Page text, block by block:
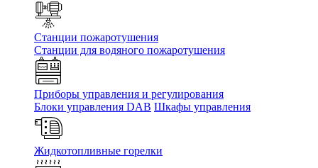
Станции пожаротушения
Станции для водяного пожаротушения
Приборы управления и регулирования
Блоки управления DAB Шкафы управления
Жидкотопливные горелки